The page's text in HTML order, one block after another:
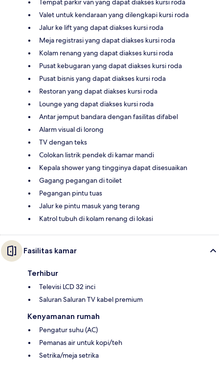
Tempat parkir van yang dapat diakses kursi roda
Valet untuk kendaraan yang dilengkapi kursi roda
Jalur ke lift yang dapat diakses kursi roda
Meja registrasi yang dapat diakses kursi roda
Kolam renang yang dapat diakses kursi roda
Pusat kebugaran yang dapat diakses kursi roda
Pusat bisnis yang dapat diakses kursi roda
Restoran yang dapat diakses kursi roda
Lounge yang dapat diakses kursi roda
Antar jemput bandara dengan fasilitas difabel
Alarm visual di lorong
TV dengan teks
Colokan listrik pendek di kamar mandi
Kepala shower yang tingginya dapat disesuaikan
Gagang pegangan di toilet
Pegangan pintu tuas
Jalur ke pintu masuk yang terang
Katrol tubuh di kolam renang di lokasi
Fasilitas kamar
Terhibur
Televisi LCD 32 inci
Saluran Saluran TV kabel premium
Kenyamanan rumah
Pengatur suhu (AC)
Pemanas air untuk kopi/teh
Setrika/meja setrika